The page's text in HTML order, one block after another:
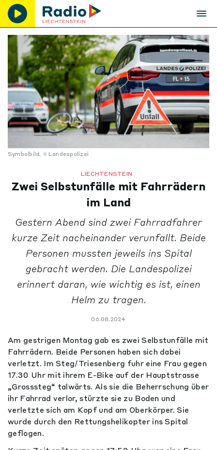
Symbolbild. Landespolizei
LIECHTENSTEIN
Zwei Selbstunfälle mit Fahrrädern
im Land
Gestern Abend sind zwei Fahrradfahrer
kurze Zeit nacheinander verunfallt. Beide
Personen mussten jeweils ins Spital
gebracht werden. Die Landespolizei
erinnert daran, wie wichtig es ist, einen
Helm zu tragen.
06.08.2024
Am gestrigen Montag gab es zwei Selbstunfälle mit
Fahrrädern. Beide Personen haben sich dabei
verletzt. Im Steg/Triesenberg fuhr eine Frau gegen
17.30 Uhr mit ihrem E-Bike auf der Hauptstrasse
„Grosssteg“ talwärts. Als sie die Beherrschung über
ihr Fahrrad verlor, stürzte sie zu Boden und
verletzte sich am Kopf und am Oberkörper. Sie
wurde durch den Rettungshelikopter ins Spital
geflogen.